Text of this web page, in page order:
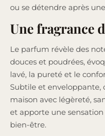
ou se détendre après
Une fragrance
Le parfum révèle des
douces et poudrées,
lavé, la pureté et le
Subtile et
maison avec légèreté,
et apporte une
bien-être.